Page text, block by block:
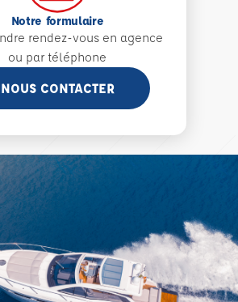
Notre formulaire
rendez-vous en agence
ou par téléphone
NOUS CONTACTER